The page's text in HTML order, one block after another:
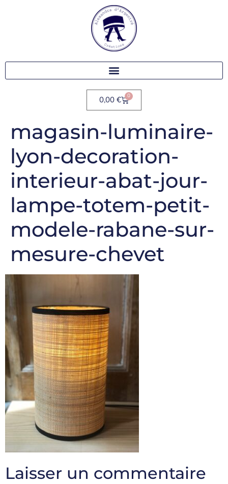
0,00 € 0
magasin-luminaire-
lyon-decoration-
interieur-abat-jour-
lampe-totem-petit-
modele-rabane-sur-
mesure-chevet
Laisser un commentaire